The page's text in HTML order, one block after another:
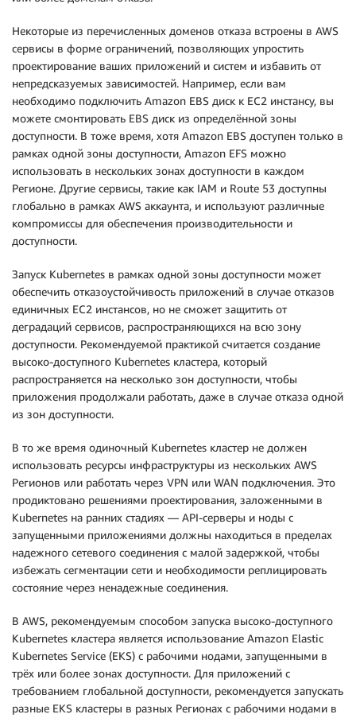
Некоторые из перечисленных доменов отказа встроены в AWS
сервисы в форме ограничений, позволяющих упростить
проектирование ваших приложений и систем и избавить от
непредсказуемых зависимостей. Например, если вам
необходимо подключить Amazon EBS диск к EC2 инстансу, вы
можете смонтировать EBS диск из определённой зоны
доступности. В тоже время, хотя Amazon EBS доступен только в
рамках одной зоны доступности, Amazon EFS можно
использовать в нескольких зонах доступности в каждом
Регионе. Другие сервисы, такие как IAM и Route 53 доступны
глобально в рамках AWS аккаунта, и используют различные
компромиссы для обеспечения производительности и
доступности.
Запуск Kubernetes в рамках одной зоны доступности может
обеспечить отказоустойчивость приложений в случае отказов
единичных EC2 инстансов, но не сможет защитить от
деградаций сервисов, распространяющихся на всю зону
доступности. Рекомендуемой практикой считается создание
высоко-доступного Kubernetes кластера, который
распространяется на несколько зон доступности, чтобы
приложения продолжали работать, даже в случае отказа одной
из зон доступности.
В то же время одиночный Kubernetes кластер не должен
использовать ресурсы инфраструктуры из нескольких AWS
Регионов или работать через VPN или WAN подключения. Это
продиктовано решениями проектирования, заложенными в
Kubernetes на ранних стадиях — API-серверы и ноды с
запущенными приложениями должны находиться в пределах
надежного сетевого соединения с малой задержкой, чтобы
избежать сегментации сети и необходимости реплицировать
состояние через ненадежные соединения.
В AWS, рекомендуемым способом запуска высоко-доступного
Kubernetes кластера является использование Amazon Elastic
Kubernetes Service (EKS) с рабочими нодами, запущенными в
трёх или более зонах доступности. Для приложений с
требованием глобальной доступности, рекомендуется запускать
разные EKS кластеры в разных Регионах с рабочими нодами в